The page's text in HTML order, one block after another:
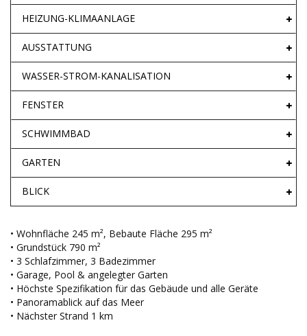
HEIZUNG-KLIMAANLAGE
AUSSTATTUNG
WASSER-STROM-KANALISATION
FENSTER
SCHWIMMBAD
GARTEN
BLICK
• Wohnfläche 245 m², Bebaute Fläche 295 m²
• Grundstück 790 m²
• 3 Schlafzimmer, 3 Badezimmer
• Garage, Pool & angelegter Garten
• Höchste Spezifikation für das Gebäude und alle Geräte
• Panoramablick auf das Meer
• Nächster Strand 1 km